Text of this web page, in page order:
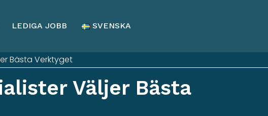
LEDIGA JOBB SVENSKA
Bästa Verktyget
Väljer Bästa